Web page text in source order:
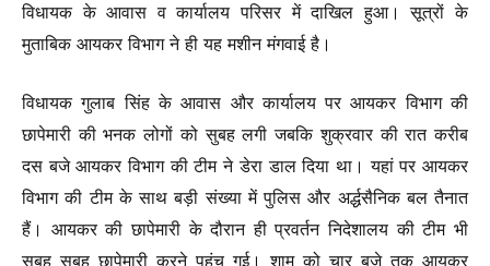
विधायक के आवास व कार्यालय परिसर में दाखिल हुआ। सूत्रों के
मुताबिक आयकर विभाग ने ही यह मशीन मंगवाई है।
विधायक गुलाब सिंह के आवास और कार्यालय पर आयकर विभाग की
छापेमारी की भनक लोगों को सुबह लगी जबकि शुक्रवार की रात करीब
दस बजे आयकर विभाग की टीम ने डेरा डाल दिया था। यहां पर आयकर
विभाग की टीम के साथ बड़ी संख्या में पुलिस और अर्द्धसैनिक बल तैनात
हैं। आयकर की छापेमारी के दौरान ही प्रवर्तन निदेशालय की टीम भी
सुबह सुबह छापेमारी करने पहुंच गई। शाम को चार बजे तक आयकर